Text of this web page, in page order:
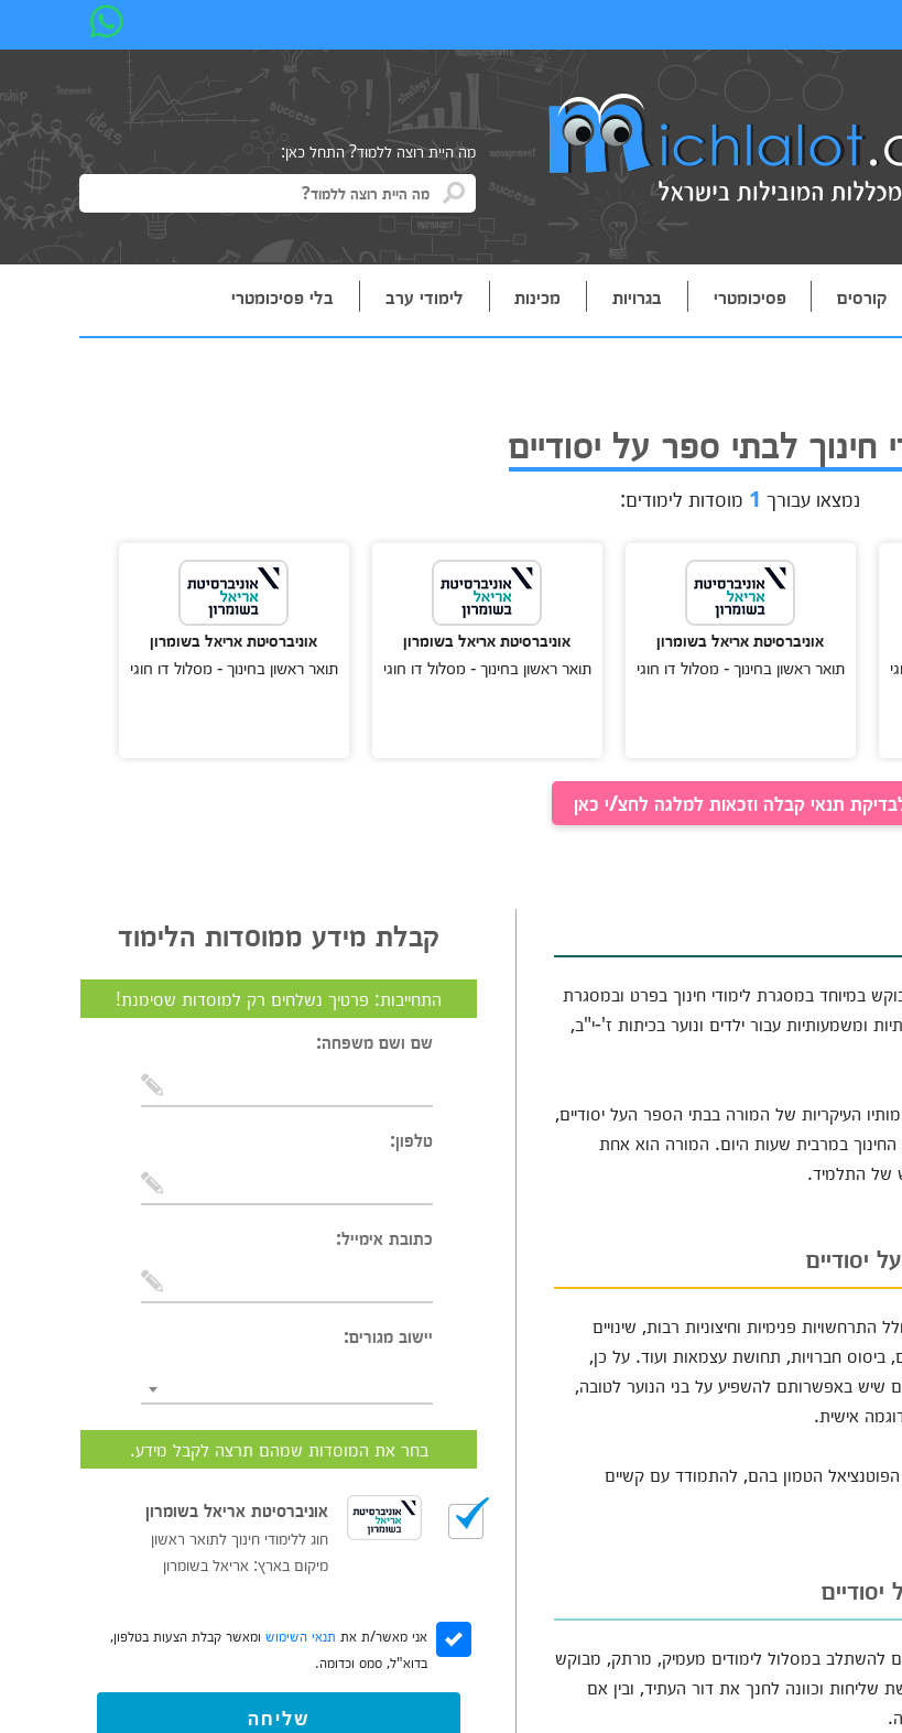
מה היית רוצה ללמוד? התחל כאן:
קורסים פסיכומטרי בגרויות מכינות לימודי ערב בלי פסיכומטרי
חינוך לבתי ספר על יסודיים
נמצאו עבורך 1 מוסדות לימודים:
אוניברסיטת אריאל בשומרון
תואר ראשון בחינוך - מסלול דו חוגי
אוניברסיטת אריאל בשומרון
תואר ראשון בחינוך - מסלול דו חוגי
אוניברסיטת אריאל בשומרון
תואר ראשון בחינוך - מסלול דו חוגי
תנאי קבלה וזכאות למלגה לחצ/י כאן
במיוחד במסגרת לימודי חינוך בפרט ובמסגרת
ומשמעותיות עבור ילדים ונוער בכיתות ז'-י"ב,
העיקריות של המורה בבתי הספר העל יסודיים,
במרבית שעות היום. המורה הוא אחת
של התלמיד.
יסודיים
פנימיות וחיצוניות רבות, שינויים
ביסוס חברויות, תחושת עצמאות ועוד. על כן,
שיש באפשרותם להשפיע על בני הנוער לטובה,
אישית.
הטמון בהם, להתמודד עם קשיים
להשתלב במסלול לימודים מעמיק, מרתק, מבוקש
וכוונה לחנך את דור העתיד, ובין אם
קבלת מידע ממוסדות הלימוד
התחייבות: פרטיך נשלחים רק למוסדות שסימנת!
שם ושם משפחה:
טלפון:
כתובת אימייל:
יישוב מגורים:
בחר את המוסדות שמהם תרצה לקבל מידע.
אוניברסיטת אריאל בשומרון
חוג ללימודי חינוך לתואר ראשון
מיקום בארץ: אריאל בשומרון
אני מאשר/ת את תנאי השימוש ומאשר קבלת הצעות בטלפון,
בדוא"ל, סמס וכדומה.
שליחה